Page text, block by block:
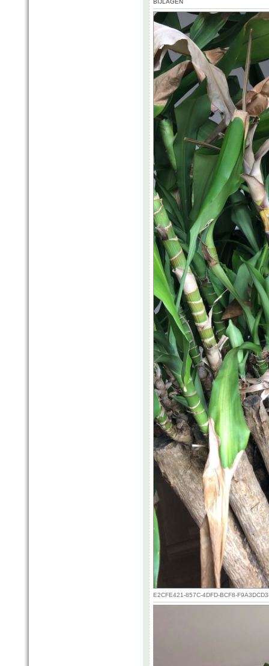
BIJLAGEN
E2CFE421-857C-4DFD-BCF8-